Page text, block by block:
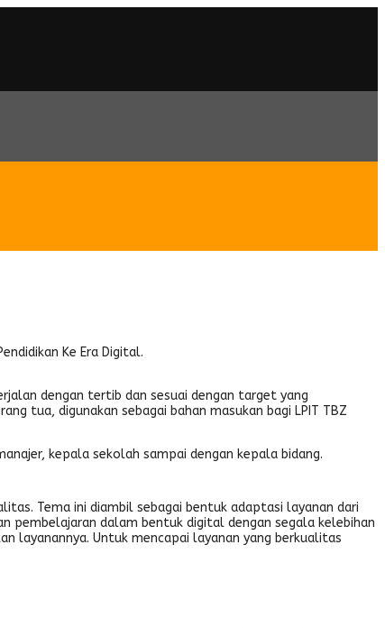
Ke Era Digital.
dengan tertib dan sesuai dengan target yang
tua, digunakan sebagai bahan masukan bagi LPIT TBZ
kepala sekolah sampai dengan kepala bidang.
Tema ini diambil sebagai bentuk adaptasi layanan dari
pembelajaran dalam bentuk digital dengan segala kelebihan
layanannya. Untuk mencapai layanan yang berkualitas